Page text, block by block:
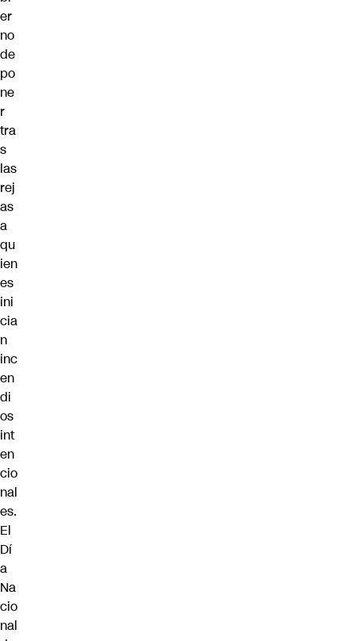
er
no
de
po
ne
r
tra
s
las
rej
as
a
qu
ien
es
ini
cia
n
inc
en
di
os
int
en
cio
nal
es.
El
Dí
a
Na
cio
nal